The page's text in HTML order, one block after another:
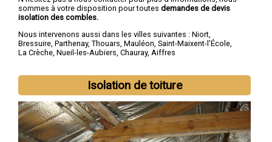
sommes à votre disposition pour toutes demandes de devis
isolation des combles.
Nous intervenons aussi dans les villes suivantes : Niort,
Bressuire, Parthenay, Thouars, Mauléon, Saint-Maixent-l'École,
La Crèche, Nueil-les-Aubiers, Chauray, Aiffres
Isolation de toiture